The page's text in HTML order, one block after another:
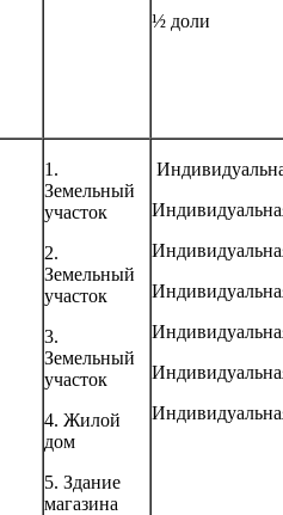
½ доли
1.
Земельный
участок
2.
Земельный
участок
3.
Земельный
участок
4. Жилой
дом
5. Здание
магазина